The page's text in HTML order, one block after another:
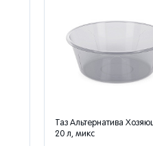
Таз Альтернатива
20 л, микс